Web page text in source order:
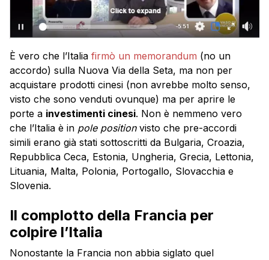
È vero che l’Italia firmò un memorandum (no un
accordo) sulla Nuova Via della Seta, ma non per
acquistare prodotti cinesi (non avrebbe molto senso,
visto che sono venduti ovunque) ma per aprire le
porte a investimenti cinesi. Non è nemmeno vero
che l’Italia è in pole position visto che pre-accordi
simili erano già stati sottoscritti da Bulgaria, Croazia,
Repubblica Ceca, Estonia, Ungheria, Grecia, Lettonia,
Lituania, Malta, Polonia, Portogallo, Slovacchia e
Slovenia.
Il complotto della Francia per
colpire l’Italia
Nonostante la Francia non abbia siglato quel